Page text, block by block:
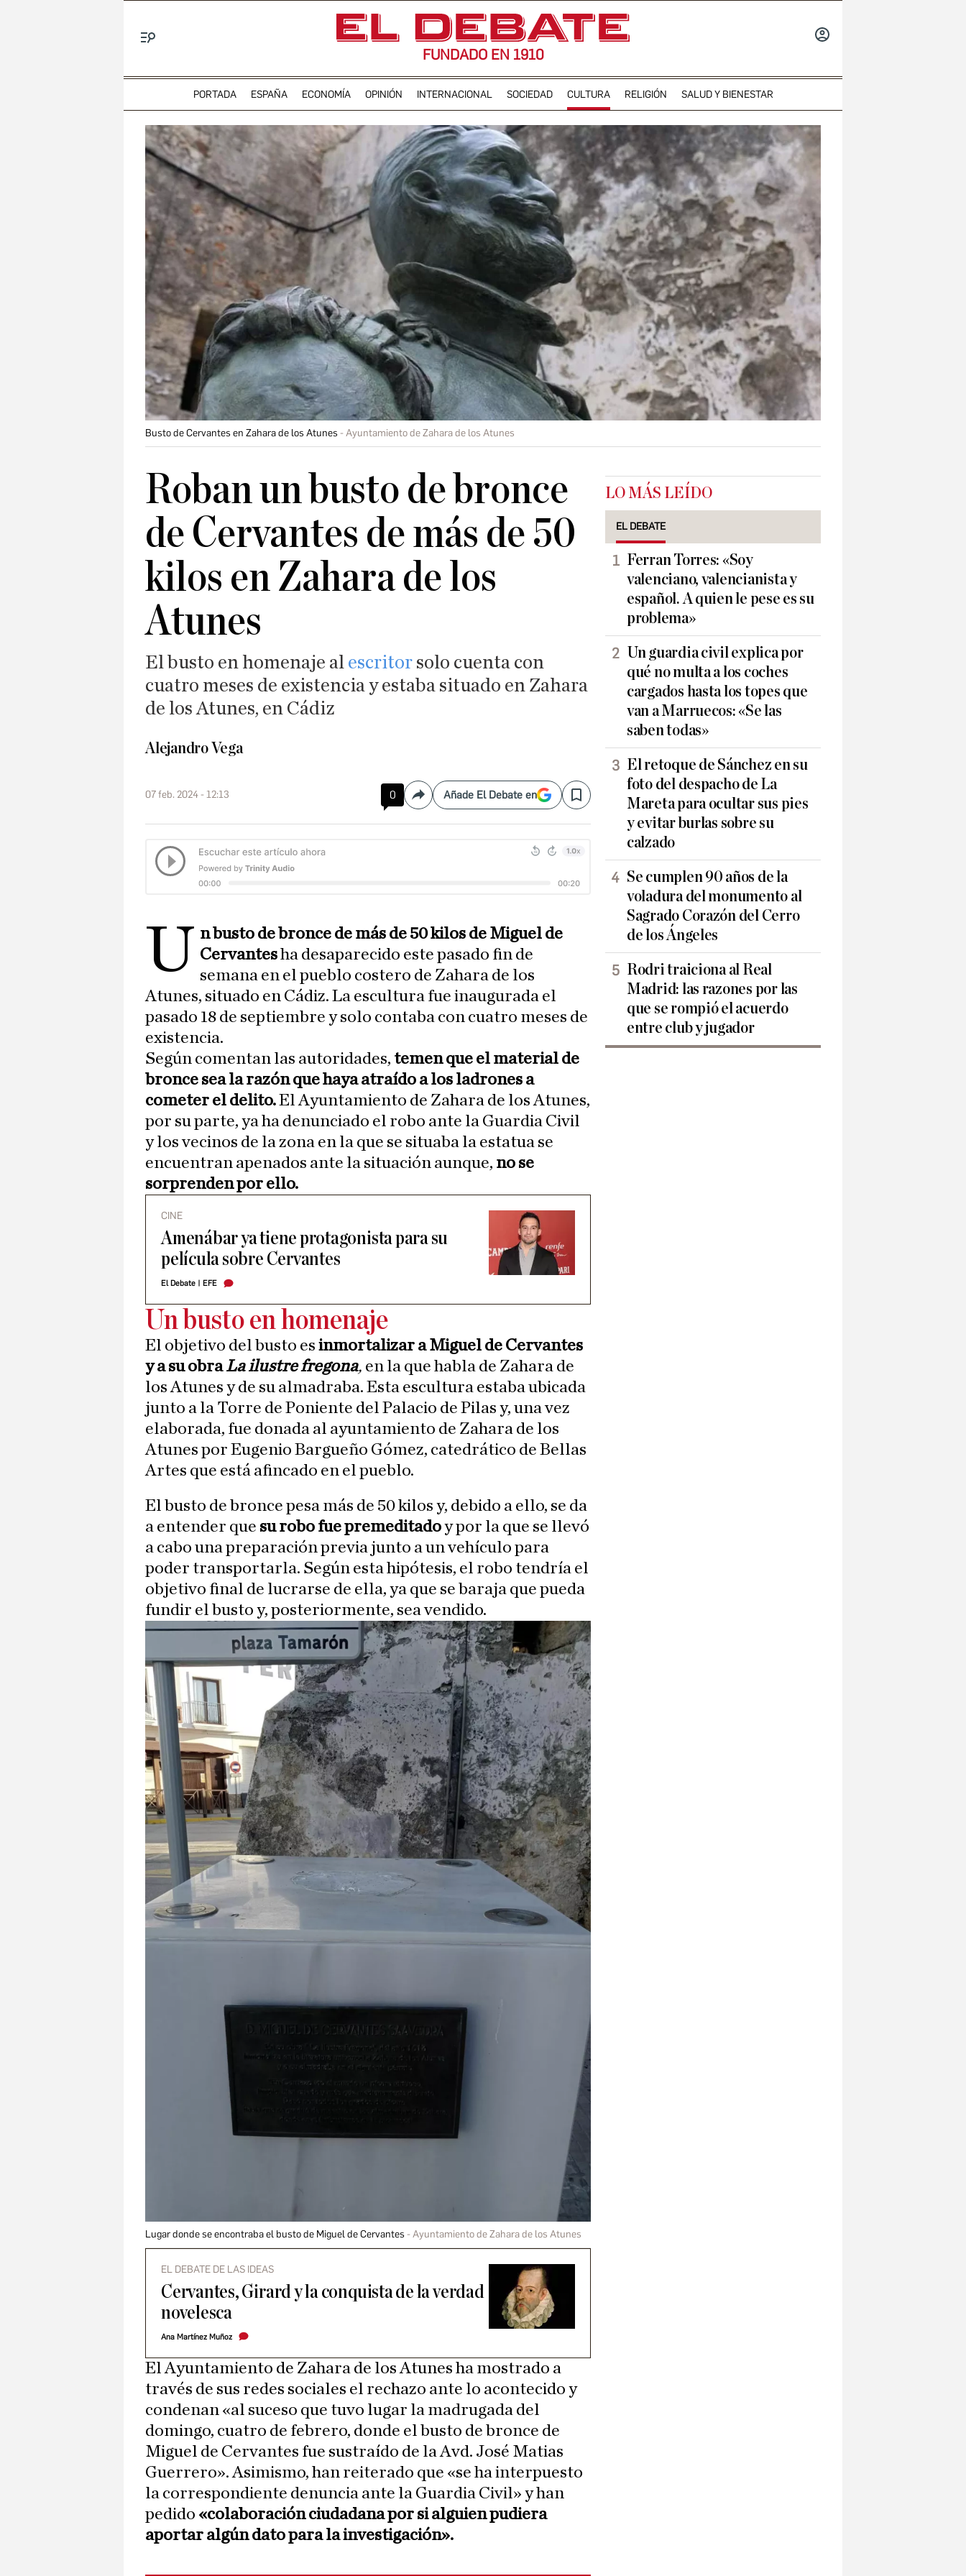
FUNDADO EN 1910
PORTADA ESPAÑA ECONOMÍA OPINIÓN INTERNACIONAL SOCIEDAD CULTURA RELIGIÓN SALUD Y BIENESTAR
Busto de Cervantes en Zahara de los Atunes Ayuntamiento de Zahara de los Atunes
Roban un busto de bronce
de Cervantes de más de 50
kilos en Zahara de los
Atunes
El busto en homenaje al escritor solo cuenta con
cuatro meses de existencia y estaba situado en Zahara
de los Atunes, en Cádiz
Alejandro Vega
07 feb. 2024 - 12:13 0 CompartirAñade El Debate en Save
U n busto de bronce de más de 50 kilos de Miguel de
Cervantesha desaparecido este pasado fin de
semana en el pueblo costero de Zahara de los
Atunes, situado en Cádiz. La escultura fue inaugurada el
pasado 18 de septiembre y solo contaba con cuatro meses de
existencia.
Según comentan las autoridades, temen que el material de
bronce sea la razón que haya atraído a los ladrones a
cometer el delito.El Ayuntamiento de Zahara de los Atunes,
por su parte, ya ha denunciado el robo ante la Guardia Civil
y los vecinos de la zona en la que se situaba la estatua se
encuentran apenados ante la situación aunque, no se
sorprenden por ello.
CINE
Amenábar ya tiene protagonista para su
película sobre Cervantes
El Debate EFE
Un busto en homenaje
El objetivo del busto es inmortalizar a Miguel de Cervantes
y a su obraLa ilustre fregona, en la que habla de Zahara de
los Atunes y de su almadraba. Esta escultura estaba ubicada
junto a la Torre de Poniente del Palacio de Pilas y, una vez
elaborada, fue donada al ayuntamiento de Zahara de los
Atunes por Eugenio Bargueño Gómez, catedrático de Bellas
Artes que está afincado en el pueblo.
El busto de bronce pesa más de 50 kilos y, debido a ello, se da
a entender que su robo fue premeditadoy por la que se llevó
a cabo una preparación previa junto a un vehículo para
poder transportarla. Según esta hipótesis, el robo tendría el
objetivo final de lucrarse de ella, ya que se baraja que pueda
fundir el busto y, posteriormente, sea vendido.
Lugar donde se encontraba el busto de Miguel de Cervantes Ayuntamiento de Zahara de los Atunes
EL DEBATE DE LAS IDEAS
Cervantes, Girard y la conquista de la verdad
novelesca
Ana Martínez Muñoz
El Ayuntamiento de Zahara de los Atunes ha mostrado a
través de sus redes sociales el rechazo ante lo acontecido y
condenan «al suceso que tuvo lugar la madrugada del
domingo, cuatro de febrero, donde el busto de bronce de
Miguel de Cervantes fue sustraído de la Avd. José Matias
Guerrero». Asimismo, han reiterado que «se ha interpuesto
la correspondiente denuncia ante la Guardia Civil» y han
pedido «colaboración ciudadana por si alguien pudiera
aportar algún dato para la investigación».
LO MÁS LEÍDO
EL DEBATE
Ferran Torres: «Soy
valenciano, valencianista y
español. A quien le pese es su
problema»
Un guardia civil explica por
qué no multa a los coches
cargados hasta los topes que
van a Marruecos: «Se las
saben todas»
El retoque de Sánchez en su
foto del despacho de La
Mareta para ocultar sus pies
y evitar burlas sobre su
calzado
Se cumplen 90 años de la
voladura del monumento al
Sagrado Corazón del Cerro
de los Ángeles
Rodri traiciona al Real
Madrid: las razones por las
que se rompió el acuerdo
entre club y jugador